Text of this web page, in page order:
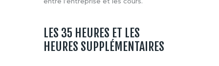
LES 35 HEURES ET LES
HEURES SUPPLÉMENTAIRES